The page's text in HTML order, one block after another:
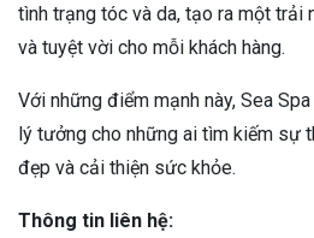
tình trạng tóc và da, tạo ra một trải
và tuyệt vời cho mỗi khách hàng.
Với những điểm mạnh này, Sea
lý tưởng cho những ai tìm kiếm sự
đẹp và cải thiện sức khỏe.
Thông tin liên hệ: